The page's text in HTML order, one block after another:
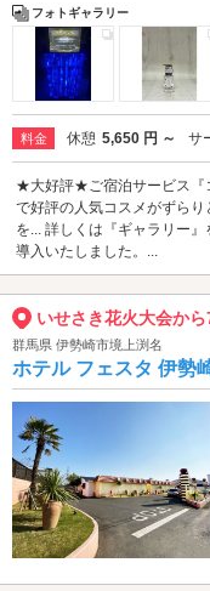
フォトギャラリー
料金 休憩 5,650 円 ～ サ
★大好評★ご宿泊サービス『
で好評の人気コスメがずら
を... 詳しくは『ギャラリー
導入いたしました。...
いせさき花火大会か
群馬県 伊勢崎市境上渕名
ホテル フェスタ 伊勢